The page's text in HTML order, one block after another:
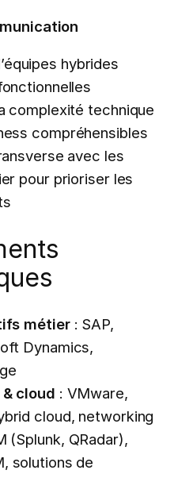
hybrides
complexité technique
compréhensibles
avec les
pour prioriser les
métier: SAP,
Dynamics,
cloud : VMware,
cloud, networking
(Splunk, QRadar),
solutions de